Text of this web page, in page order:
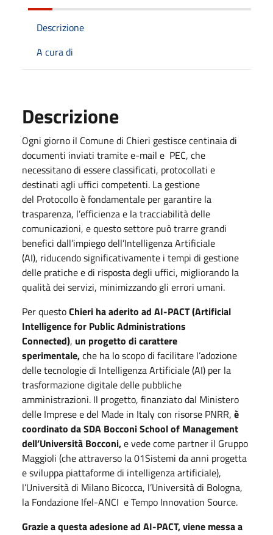
Descrizione
A cura di
Descrizione
Ogni giorno il Comune di Chieri gestisce centinaia di
documenti inviati tramite e-mail e PEC, che
necessitano di essere classificati, protocollati e
destinati agli uffici competenti. La gestione
del Protocollo è fondamentale per garantire la
trasparenza, l’efficienza e la tracciabilità delle
comunicazioni, e questo settore può trarre grandi
benefici dall’impiego dell’Intelligenza Artificiale
(AI), riducendo significativamente i tempi di gestione
delle pratiche e di risposta degli uffici, migliorando la
qualità dei servizi, minimizzando gli errori umani.
Per questoChieri ha aderito ad AI-PACT (Artificial
Intelligence for Public Administrations
Connected), un progetto di carattere
sperimentale,che ha lo scopo di facilitare l’adozione
delle tecnologie di Intelligenza Artificiale (AI) per la
trasformazione digitale delle pubbliche
amministrazioni. Il progetto, finanziato dal Ministero
delle Imprese e del Made in Italy con risorse PNRR, è
coordinato daSDA Bocconi School of Management
dell’Università Bocconi,e vede come partner il Gruppo
Maggioli (che attraverso la 01Sistemi da anni progetta
e sviluppa piattaforme di intelligenza artificiale),
l’Università di Milano Bicocca, l’Università di Bologna,
la Fondazione Ifel-ANCI e Tempo Innovation Source.
Grazie a questa adesione ad AI-PACT,viene messa a